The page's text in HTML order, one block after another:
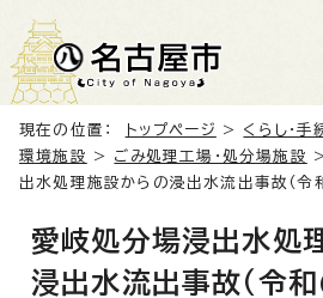
現在の位置： トップページ > くらし・手
環境施設
> ごみ処理工場・処分場施設
出水処理施設からの浸出水流出事故（令
愛岐処分場浸出水処
浸出水流出事故（令